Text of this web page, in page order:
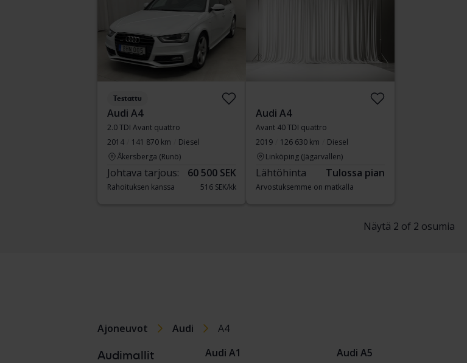
Testattu
Audi A4
2.0 TDI Avant quattro
2014
141 870 km
Diesel
Åkersberga (Runö)
Johtava tarjous: 60 500 SEK
Rahoituksen kanssa 516 SEK/kk
Audi A4
Avant 40 TDI quattro
2019
126 630 km
Diesel
Linköping (Jägarvallen)
Lähtöhinta Tulossa pian
Arvostuksemme on matkalla
Näytä 2 of 2 osumia
Ajoneuvot Audi A4
Audimallit
Audi A1
Audi A5